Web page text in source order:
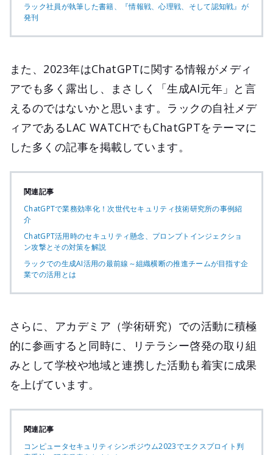
ラック社員が執筆した書籍、『情報戦、心理戦、そして認知戦』が
発刊
また、2023年はChatGPTに関する情報がメディ
アでも多く露出し、まさしく「生成AI元年」と言
えるのではないかと思います。ラックの自社メデ
ィアであるLAC WATCHでもChatGPTをテーマに
した多くの記事を掲載しています。
関連記事
ChatGPTで業務効率化！次世代セキュリティ技術研究所の事例紹
介
ChatGPT活用時のセキュリティ懸念、プロンプトインジェクショ
ン攻撃とその対策を解説
ラックでの生成AI活用の最前線～組織横断の推進チームが目指す企
業での活用とは
さらに、アカデミア（学術研究）での活動に積極
的に参画すると同時に、リテラシー啓発の取り組
みとして学校や地域と連携した活動も着実に成果
を上げています。
関連記事
コンピュータセキュリティシンポジウム2023でエクスプロイト判